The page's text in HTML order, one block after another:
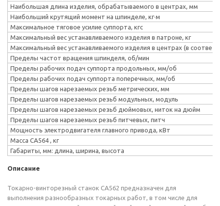
Наибольшая длина изделия, обрабатываемого в центрах, мм
Наибольший крутящий момент на шпинделе, кг·м
Максимальное тяговое усилие суппорта, кгс
Максимальный вес устанавливаемого изделия в патроне, кг
Максимальный вес устанавливаемого изделия в центрах (в
Пределы частот вращения шпинделя, об/мин
Пределы рабочих подач суппорта продольных, мм/об
Пределы рабочих подач суппорта поперечных, мм/об
Пределы шагов нарезаемых резьб метрических, мм
Пределы шагов нарезаемых резьб модульных, модуль
Пределы шагов нарезаемых резьб дюймовых, ниток на дюйм
Пределы шагов нарезаемых резьб питчевых, питч
Мощность электродвигателя главного привода, кВт
Масса СА564 , кг
Габариты, мм: длина, ширина, высота
Описание
Токарно-винторезный станок СА562 предназначен для
выполнения разнообразных токарных работ, в том числе для